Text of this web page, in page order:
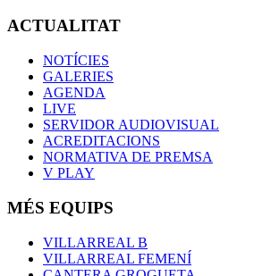
ACTUALITAT
NOTÍCIES
GALERIES
AGENDA
LIVE
SERVIDOR AUDIOVISUAL
ACREDITACIONS
NORMATIVA DE PREMSA
V PLAY
MÉS EQUIPS
VILLARREAL B
VILLARREAL FEMENÍ